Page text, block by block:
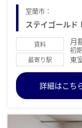
室蘭市：
ステイゴール
賃料 月
初
最寄り駅 東
詳細はこち